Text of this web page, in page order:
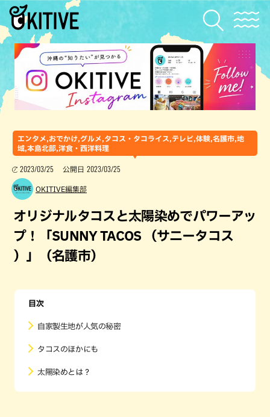
エンタメ,おでかけ,グルメ,タコス・タコライス,テレビ,体験,名護市,地
域,本島北部,洋食・西洋料理
2023/03/25 公開日 2023/03/25
OKITIVE編集部
オリジナルタコスと太陽染めでパワーアッ
プ！「SUNNY TACOS （サニータコス
）」（名護市）
目次
自家製生地が人気の秘密
タコスのほかにも
太陽染めとは？